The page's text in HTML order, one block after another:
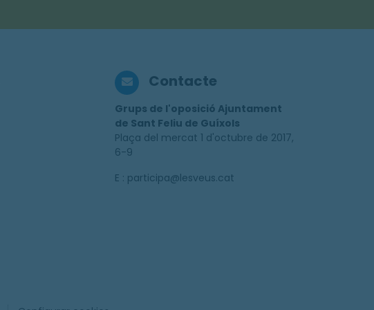
Contacte
Grups de l'oposició Ajuntament
de Sant Feliu de Guíxols
Plaça del mercat 1 d'octubre de 2017,
6-9
E : participa@lesveus.cat